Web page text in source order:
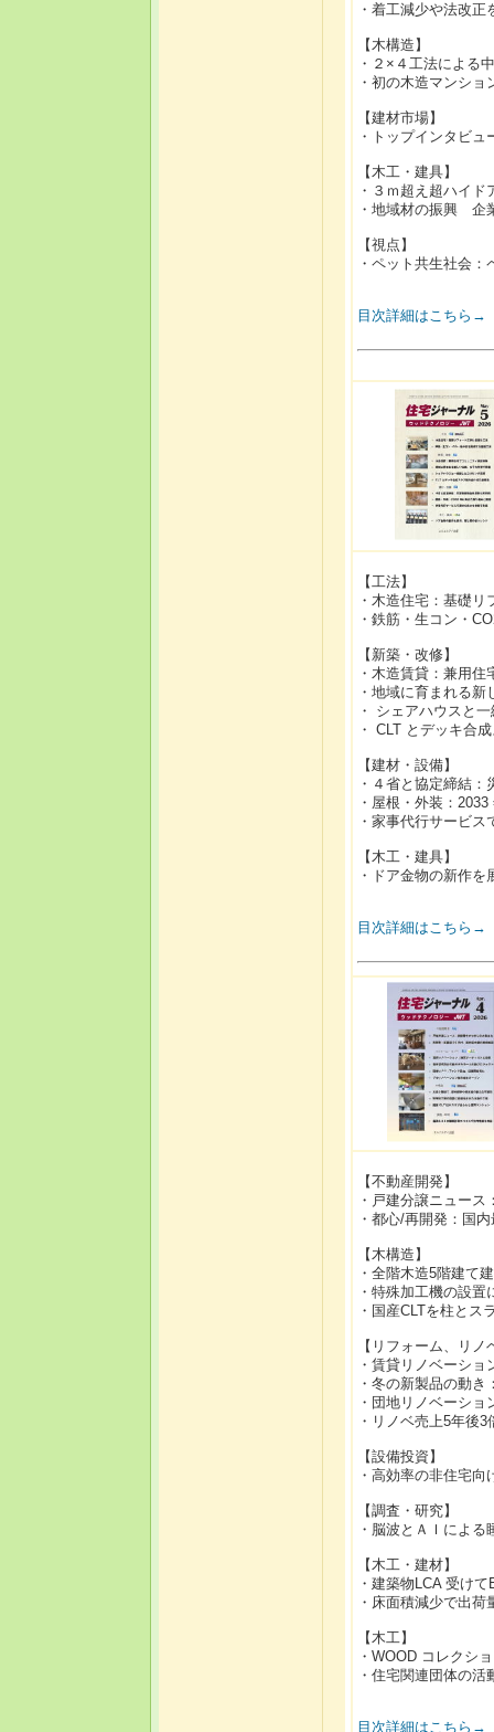
・着工減少や法改
【木構造】
・２×４工法による
・初の木造マンシ
【建材市場】
・トップインタビ
【木工・建具】
・３ｍ超え超ハイ
・地域材の振興 企
【視点】
・ペット共生社会
目次詳細はこちら→
【工法】
・木造住宅：基礎
・鉄筋・生コン・
【新築・改修】
・木造賃貸：兼用
・地域に育まれる
・ シェアハウスと
・ CLT とデッキ合
【建材・設備】
・４省と協定締結
・屋根・外装：
・家事代行サービ
【木工・建具】
・ドア金物の新作
目次詳細はこちら→
【不動産開発】
・戸建分譲ニュー
・都心/再開発：国
【木構造】
・全階木造5階建て
・特殊加工機の設
・国産CLTを柱とス
【リフォーム、リノ
・賃貸リノベーシ
・冬の新製品の動
・団地リノベーシ
・リノベ売上5年後
【設備投資】
・高効率の非住宅
【調査・研究】
・脳波とＡＩによ
【木工・建材】
・建築物LCA 受け
・床面積減少で出
【木工】
・WOOD コレクシ
・住宅関連団体の
目次詳細はこちら→